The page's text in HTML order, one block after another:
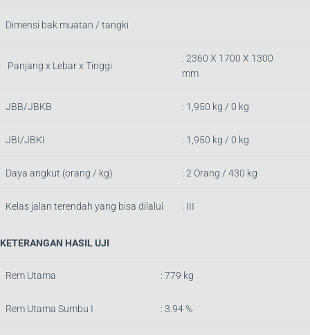
Dimensi bak muatan / tangki
Panjang x Lebar x Tinggi
: 2360 X 1700 X 1300
mm
JBB/JBKB : 1,950 kg / 0 kg
JBI/JBKI : 1,950 kg / 0 kg
Daya angkut (orang / kg) : 2 Orang / 430 kg
Kelas jalan terendah yang bisa dilalui : III
KETERANGAN HASIL UJI
Rem Utama : 779 kg
Rem Utama Sumbu I : 3.94 %